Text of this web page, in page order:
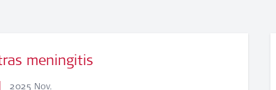
meningitis
| 2025 Nov.